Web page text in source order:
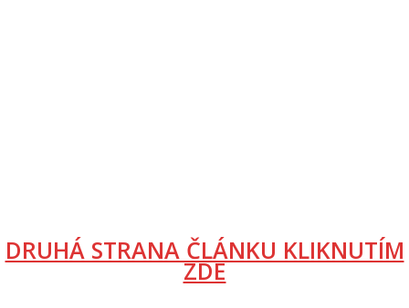
DRUHÁ STRANA ČLÁNKU KLIKNUTÍM
ZDE